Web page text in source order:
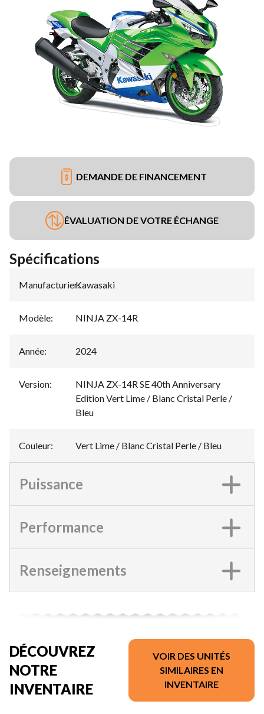
DEMANDE DE FINANCEMENT
ÉVALUATION DE VOTRE ÉCHANGE
Spécifications
Manufacturier:
Kawasaki
Modèle: NINJA ZX-14R
Année: 2024
Version:
NINJA ZX-14R SE 40th Anniversary
Edition Vert Lime / Blanc Cristal Perle /
Bleu
Couleur: Vert Lime / Blanc Cristal Perle / Bleu
Puissance
Performance
Renseignements
DÉCOUVREZ
NOTRE
INVENTAIRE
VOIR DES UNITÉS
SIMILAIRES EN
INVENTAIRE